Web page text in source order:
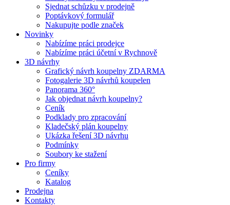
Sjednat schůzku v prodejně
Poptávkový formulář
Nakupujte podle značek
Novinky
Nabízíme práci prodejce
Nabízíme práci účetní v Rychnově
3D návrhy
Grafický návrh koupelny ZDARMA
Fotogalerie 3D návrhů koupelen
Panorama 360°
Jak objednat návrh koupelny?
Ceník
Podklady pro zpracování
Kladečský plán koupelny
Ukázka řešení 3D návrhu
Podmínky
Soubory ke stažení
Pro firmy
Ceníky
Katalog
Prodejna
Kontakty